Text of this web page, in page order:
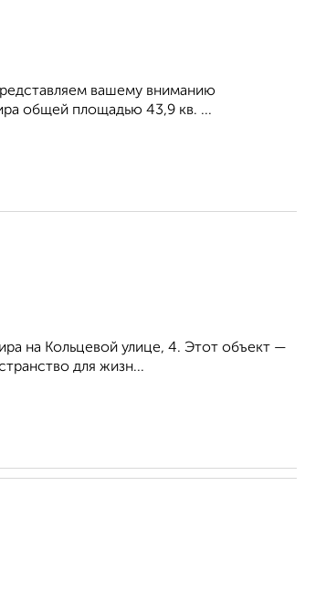
вашему вниманию
общей площадью 43,9 кв. ...
на Кольцевой улице, 4. Этот объект —
для жизн...